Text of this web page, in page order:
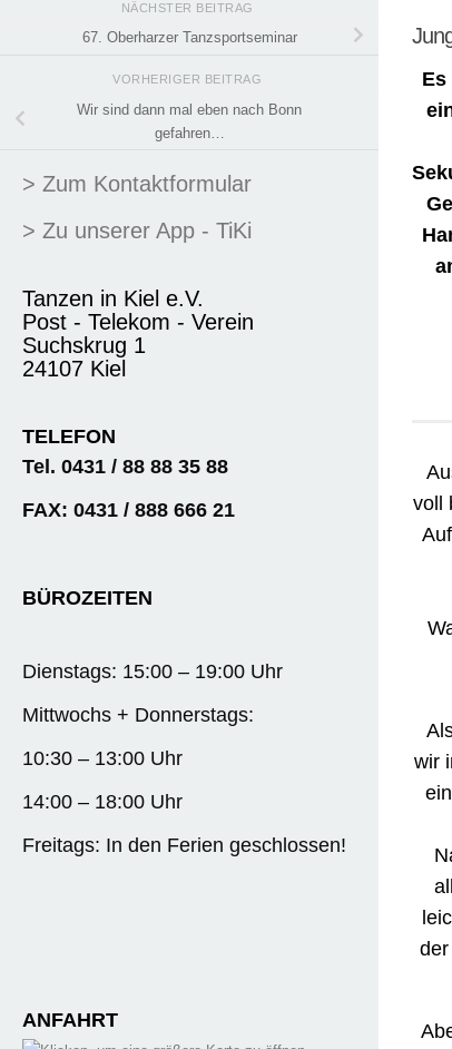
voll
wir
NÄCHSTER BEITRAG
67. Oberharzer Tanzsportseminar
VORHERIGER BEITRAG
Wir sind dann mal eben nach Bonn
gefahren…
> Zum Kontaktformular
> Zu unserer App - TiKi
Tanzen in Kiel e.V.
Post - Telekom - Verein
Suchskrug 1
24107 Kiel
TELEFON
Tel. 0431 / 88 88 35 88
FAX: 0431 / 888 666 21
BÜROZEITEN
Dienstags: 15:00 – 19:00 Uhr
Mittwochs + Donnerstags:
10:30 – 13:00 Uhr
14:00 – 18:00 Uhr
Freitags: In den Ferien geschlossen!
ANFAHRT